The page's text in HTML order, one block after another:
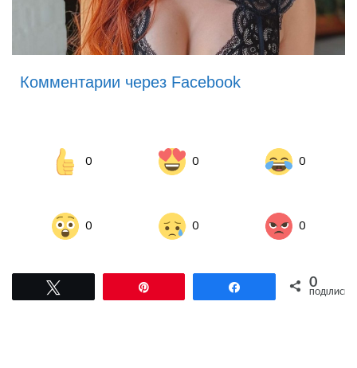
Комментарии через Facebook
0 0 0
0 0 0
Поділитися0
ПОДІЛИСЬ